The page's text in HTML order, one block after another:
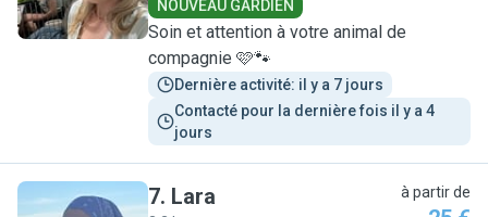
NOUVEAU GARDIEN
Soin et attention à votre animal de
compagnie 🩷🐾
Dernière activité: il y a 7 jours
Contacté pour la dernière fois il y a 4
jours
7. Lara à partir de